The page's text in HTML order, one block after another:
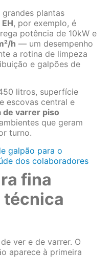
plantas
, por exemplo, é
potência de 10kW e
h — um desempenho
a rotina de limpeza
e galpões de
litros, superfície
escovas central e
de varrer piso
que geram
turno.
galpão para o
dos colaboradores
fina
técnica
ver e de varrer. O
aparece à primeira